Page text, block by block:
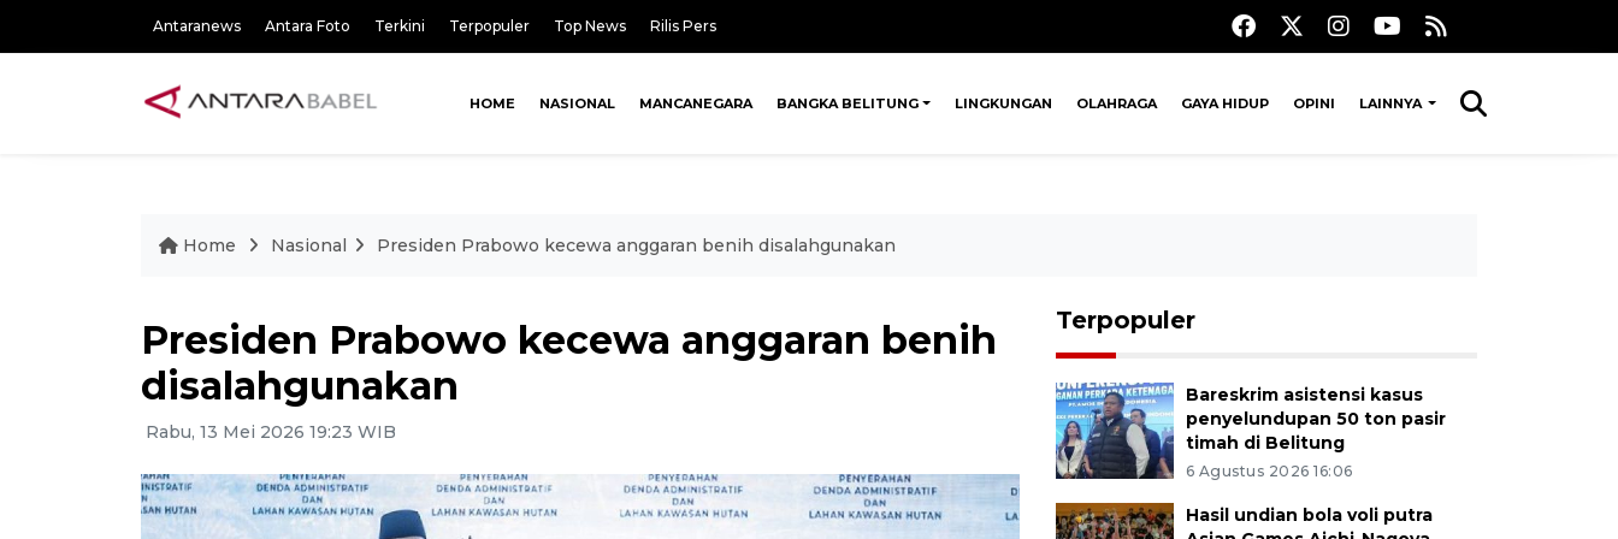
Antaranews Antara Foto Terkini Terpopuler Top News Rilis Pers
HOME NASIONAL MANCANEGARA BANGKA BELITUNG LINGKUNGAN OLAHRAGA GAYA HIDUP OPINI LAINNYA
Home Nasional Presiden Prabowo kecewa anggaran benih disalahgunakan
Presiden Prabowo kecewa anggaran benih
disalahgunakan
Rabu, 13 Mei 2026 19:23 WIB
Terpopuler
Bareskrim asistensi kasus
penyelundupan 50 ton pasir
timah di Belitung
6 Agustus 2026 16:06
Hasil undian bola voli putra